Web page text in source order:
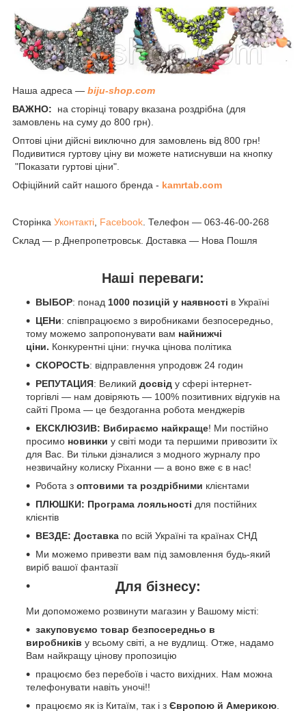
Наша адреса — biju-shop.com
ВАЖНО:
на сторінці товару вказана роздрібна (для
замовлень на суму до 800 грн).
Оптові ціни дійсні виключно для замовлень від 800 грн!
Подивитися гуртову ціну ви можете натиснувши на кнопку
"Показати гуртові ціни".
Офіційний сайт нашого бренда - kamrtab.com
Сторінка Уконтакті Facebook . Телефон — 063-46-00-268
Склад — р.Днепропетровськ. Доставка — Нова Пошля
Наші переваги:
ВЫБОР: понад 1000 позицій у наявності в Україні
ЦЕНи: співпрацюємо з виробниками безпосередньо,
тому можемо запропонувати вам найнижчі
ціни. Конкурентні ціни: гнучка цінова політика
СКОРОСТЬ: відправлення упродовж 24 годин
РЕПУТАЦИЯ: Великий досвід у сфері інтернет-
торгівлі — нам довіряють — 100% позитивних відгуків на
сайті Прома — це бездоганна робота менджерів
ЕКСКЛЮЗИВ: Вибираємо найкраще! Ми постійно
просимо новинки у світі моди та першими привозити їх
для Вас. Ви тільки дізналися з модного журналу про
незвичайну колиску Ріханни — а воно вже є в нас!
Робота з оптовими та роздрібними клієнтами
ПЛЮШКИ: Програма лояльності для постійних
клієнтів
ВЕЗДЕ: Доставка по всій Україні та країнах СНД
Ми можемо привезти вам під замовлення будь-який
виріб вашої фантазії
Для бізнесу:
Ми допоможемо розвинути магазин у Вашому місті:
закуповуємо товар безпосередньо в
виробників у всьому світі, а не вудлищ. Отже, надамо
Вам найкращу цінову пропозицію
працюємо без перебоїв і часто вихідних. Нам можна
телефонувати навіть уночі!!
працюємо як із Китаїм, так і з Європою й Америкою